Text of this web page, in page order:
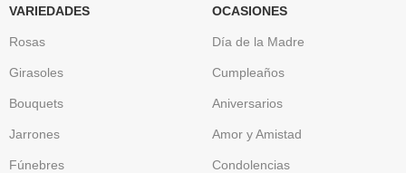
VARIEDADES
Rosas
Girasoles
Bouquets
Jarrones
Fúnebres
OCASIONES
Día de la Madre
Cumpleaños
Aniversarios
Amor y Amistad
Condolencias